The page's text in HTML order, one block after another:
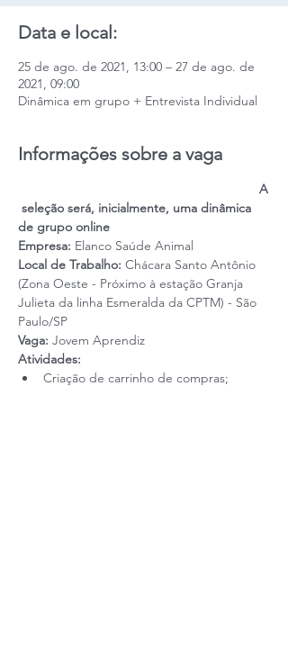
Data e local:
25 de ago. de 2021, 13:00 – 27 de ago. de
2021, 09:00
Dinâmica em grupo + Entrevista Individual
Informações sobre a vaga
A
seleção será, inicialmente, uma dinâmica
de grupo online
Empresa: Elanco Saúde Animal
Local de Trabalho: Chácara Santo Antônio
(Zona Oeste - Próximo à estação Granja
Julieta da linha Esmeralda da CPTM) - São
Paulo/SP
Vaga: Jovem Aprendiz
Atividades:
Criação de carrinho de compras;